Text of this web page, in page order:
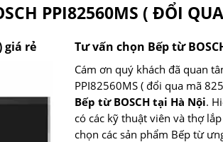
PPI82560MS ( ĐỔI
giá rẻ Tư vấn chọn Bếp từ
Cám ơn quý khách đã quan
PPI82560MS ( đổi qua mã
Bếp từ BOSCH tại Hà Nội.
có các kỹ thuật viên và thợ
chọn các sản phẩm Bếp từ